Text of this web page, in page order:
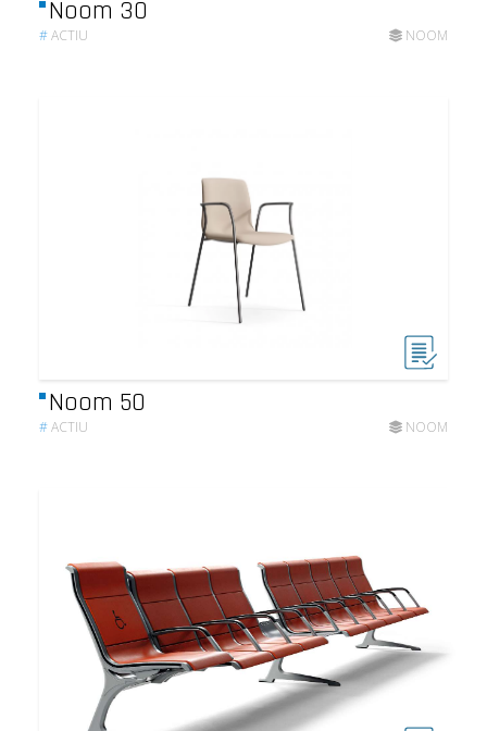
Noom 30
#ACTIU NOOM
Noom 50
#ACTIU NOOM